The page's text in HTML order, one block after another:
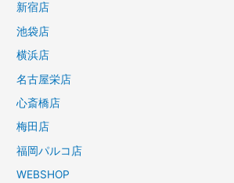
新宿店
池袋店
横浜店
名古屋栄店
心斎橋店
梅田店
福岡パルコ店
WEBSHOP